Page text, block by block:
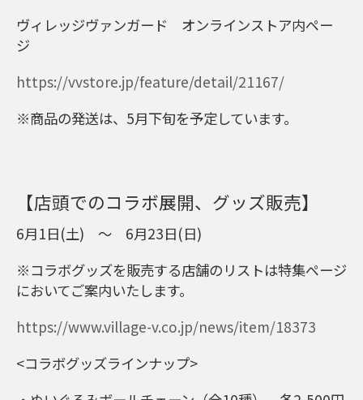
ヴィレッジヴァンガード オンラインストア内ペー
ジ
https://vvstore.jp/feature/detail/21167/
※商品の発送は、5月下旬を予定しています。
【店頭でのコラボ展開、グッズ販売】
6月1日(土) ～ 6月23日(日)
※コラボグッズを販売する店舗のリストは特集ページ
においてご案内いたします。
https://www.village-v.co.jp/news/item/18373
<コラボグッズラインナップ>